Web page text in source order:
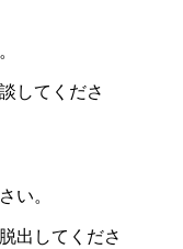
してくださ
い。
出してくださ